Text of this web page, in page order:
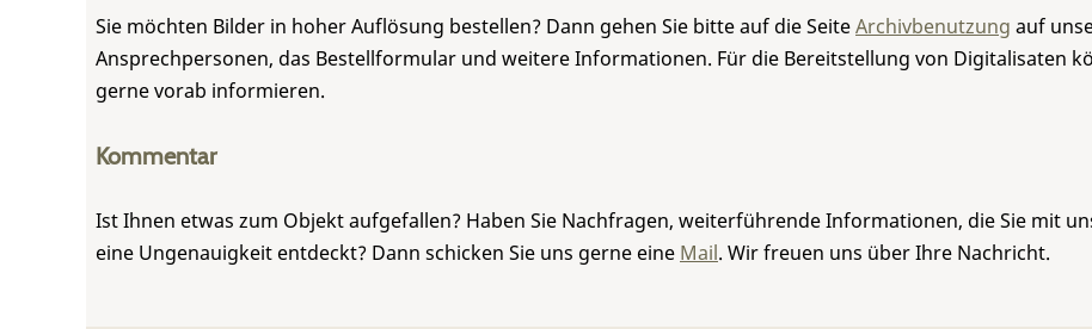
Sie möchten Bilder in hoher Auflösung bestellen? Dann gehen Sie bitte auf die SeiteArchivbenutzung auf
Ansprechpersonen, das Bestellformular und weitere Informationen. Für die Bereitstellung von Digitalisaten
gerne vorab informieren.
Kommentar
Ist Ihnen etwas zum Objekt aufgefallen? Haben Sie Nachfragen, weiterführende Informationen, die Sie mit
eine Ungenauigkeit entdeckt? Dann schicken Sie uns gerne eine Mail. Wir freuen uns über Ihre Nachricht.